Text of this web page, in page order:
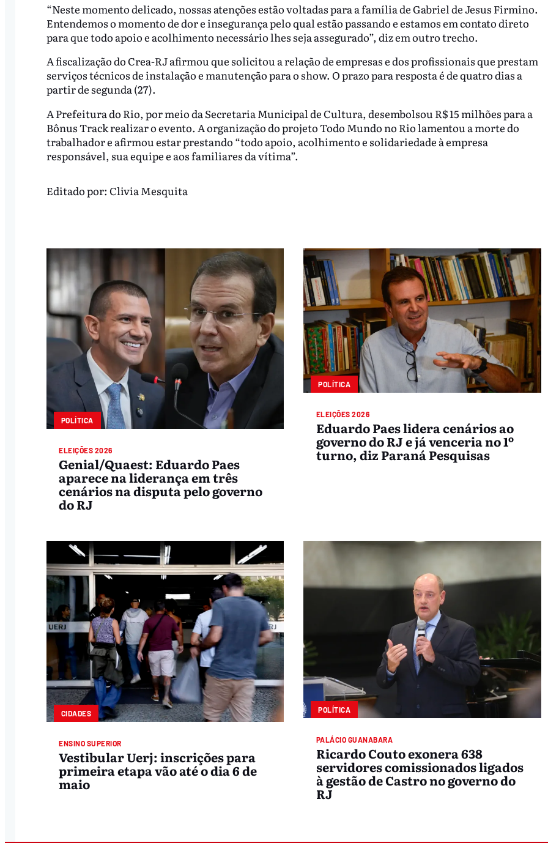
“Neste momento delicado, nossas atenções estão voltadas para a família de Gabriel de Jesus Firmino.
Entendemos o momento de dor e insegurança pelo qual estão passando e estamos em contato direto
para que todo apoio e acolhimento necessário lhes seja assegurado”, diz em outro trecho.
A fiscalização do Crea-RJ afirmou que solicitou a relação de empresas e dos profissionais que prestam
serviços técnicos de instalação e manutenção para o show. O prazo para resposta é de quatro dias a
partir de segunda (27).
A Prefeitura do Rio, por meio da Secretaria Municipal de Cultura, desembolsou R$ 15 milhões para a
Bônus Track realizar o evento. A organização do projeto Todo Mundo no Rio lamentou a morte do
trabalhador e afirmou estar prestando “todo apoio, acolhimento e solidariedade à empresa
responsável, sua equipe e aos familiares da vítima”.
Editado por: Clivia Mesquita
POLÍTICA
ELEIÇÕES 2026
Genial/Quaest: Eduardo Paes
aparece na liderança em três
cenários na disputa pelo governo
do RJ
POLÍTICA
ELEIÇÕES 2026
Eduardo Paes lidera cenários ao
governo do RJ e já venceria no 1º
turno, diz Paraná Pesquisas
CIDADES
ENSINO SUPERIOR
Vestibular Uerj: inscrições para
primeira etapa vão até o dia 6 de
maio
POLÍTICA
PALÁCIO GUANABARA
Ricardo Couto exonera 638
servidores comissionados ligados
à gestão de Castro no governo do
RJ